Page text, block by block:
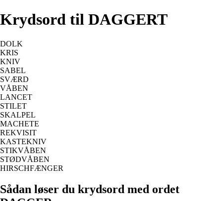
Krydsord til DAGGERT
DOLK
KRIS
KNIV
SABEL
SVÆRD
VÅBEN
LANCET
STILET
SKALPEL
MACHETE
REKVISIT
KASTEKNIV
STIKVÅBEN
STØDVÅBEN
HIRSCHFÆNGER
Sådan løser du krydsord med ordet